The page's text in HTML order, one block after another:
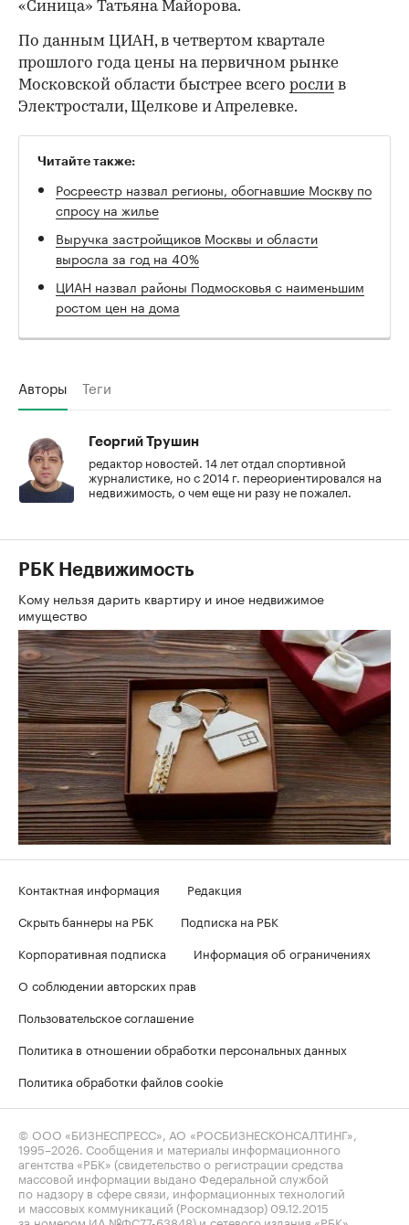
«Синица» Татьяна Майорова.
По данным ЦИАН, в четвертом квартале
прошлого года цены на первичном рынке
Московской области быстрее всего росли в
Электростали, Щелкове и Апрелевке.
Читайте также:
Росреестр назвал регионы, обогнавшие Москву по
спросу на жилье
Выручка застройщиков Москвы и области
выросла за год на 40%
ЦИАН назвал районы Подмосковья с наименьшим
ростом цен на дома
Авторы Теги
Георгий Трушин
редактор новостей. 14 лет отдал спортивной
журналистике, но с 2014 г. переориентировался на
недвижимость, о чем еще ни разу не пожалел.
РБК Недвижимость
Кому нельзя дарить квартиру и иное недвижимое
имущество
Контактная информация
Редакция
Скрыть баннеры на РБК
Подписка на РБК
Корпоративная подписка
Информация об ограничениях
О соблюдении авторских прав
Пользовательское соглашение
Политика в отношении обработки персональных данных
Политика обработки файлов cookie
© ООО «БИЗНЕСПРЕСС», АО «РОСБИЗНЕСКОНСАЛТИНГ»,
1995–2026 . Сообщения и материалы информационного
агентства «РБК» (свидетельство о регистрации средства
массовой информации выдано Федеральной службой
по надзору в сфере связи, информационных технологий
и массовых коммуникаций (Роскомнадзор) 09.12.2015
за номером ИА №ФС77-63848) и сетевого издания «РБК»